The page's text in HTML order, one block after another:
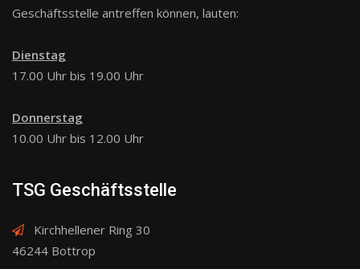
Geschäftsstelle antreffen können, lauten:
Dienstag
17.00 Uhr bis 19.00 Uhr
Donnerstag
10.00 Uhr bis 12.00 Uhr
TSG Geschäftsstelle
Kirchhellener Ring 30
46244 Bottrop